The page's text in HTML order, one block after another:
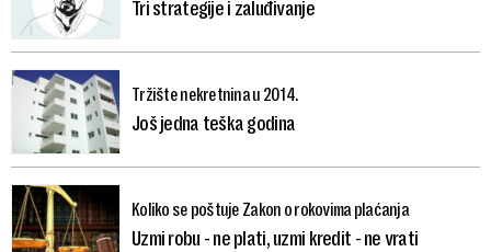
Tri strategije i zaluđivanje
Tržište nekretnina u 2014.
Još jedna teška godina
Koliko se poštuje Zakon o rokovima plaćanja
Uzmi robu - ne plati, uzmi kredit - ne vrati